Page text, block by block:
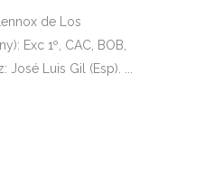
de Los
Exc 1º, CAC, BOB,
José Luis Gil (Esp). ...